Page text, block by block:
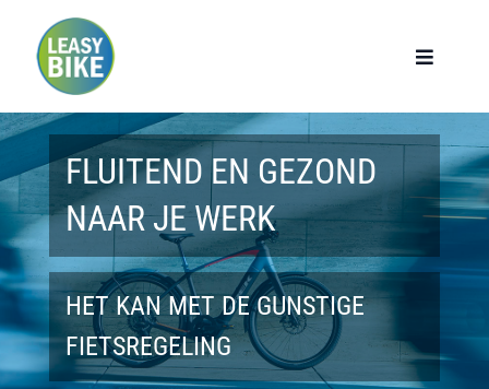
Toggle
Home
Werknemers
Werkgevers
Privé lease
FLUITEND EN GEZOND
NAAR JE WERK
HET KAN MET DE GUNSTIGE
FIETSREGELING